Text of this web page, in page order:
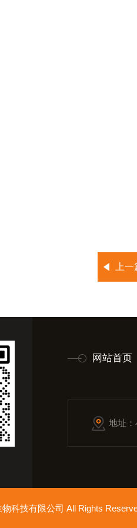
上
网站首页
地址
物科技有限公司 All Rights